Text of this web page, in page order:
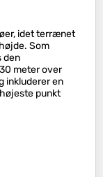
idet terrænet
Som
den
meter over
inkluderer en
punkt